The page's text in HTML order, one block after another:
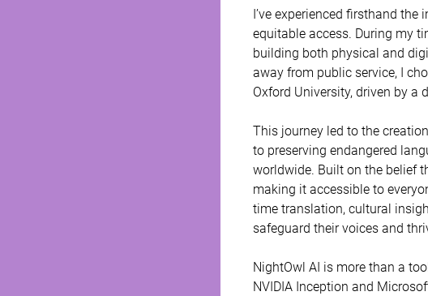
I’ve experienced firsthand
equitable access. During my
building both physical and
away from public service, I
Oxford University, driven by
This journey led to the
to preserving endangered
worldwide. Built on the belief
making it accessible to
time translation, cultural
safeguard their voices and
NightOwl AI is more than a
NVIDIA Inception and